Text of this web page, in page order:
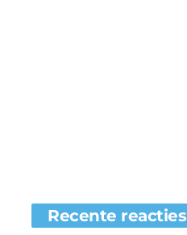
Recente reacties